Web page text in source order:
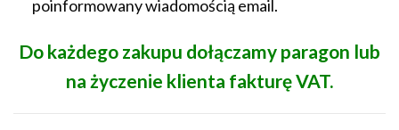
poinformowany wiadomością email.
Do każdego zakupu dołączamy paragon lub
na życzenie klienta fakturę VAT.